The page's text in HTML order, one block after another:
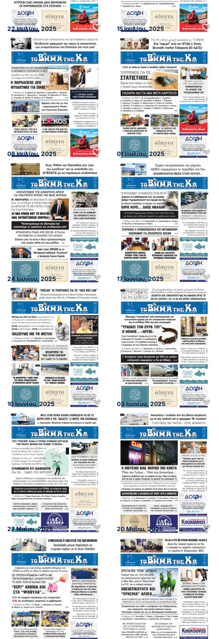
22 Ιουλίου, 2025 15 Ιουλίου, 2025
08 Ιουλίου, 2025 01 Ιουλίου, 2025
24 Ιουνίου, 2025 17 Ιουνίου, 2025
10 Ιουνίου, 2025 03 Ιουνίου, 2025
27 Μαΐου, 2025 20 Μαΐου, 2025